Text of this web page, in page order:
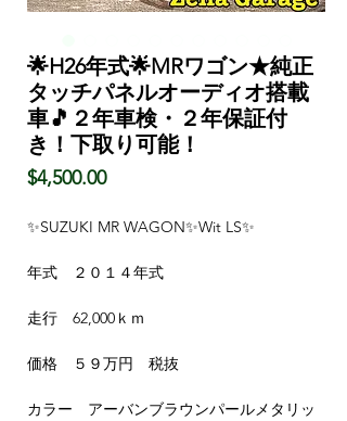
🌟H26年式🌟MRワゴン★純正
タッチパネルオーディオ搭載
車🎵２年車検・２年保証付
き！下取り可能！
$4,500.00価
✨SUZUKI MR WAGON✨Wit LS✨
年式 ２０１４年式
走行 62,000ｋｍ
価格 ５９万円 税抜
カラー アーバンブラウンパールメタリッ